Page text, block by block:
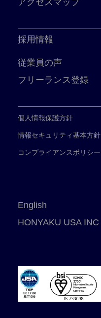
採用情報
従業員の声
フリーランス登録
個人情報保護方針
情報セキュリティ基本方針
コンプライアンスポリシー
English
HONYAKU USA INC